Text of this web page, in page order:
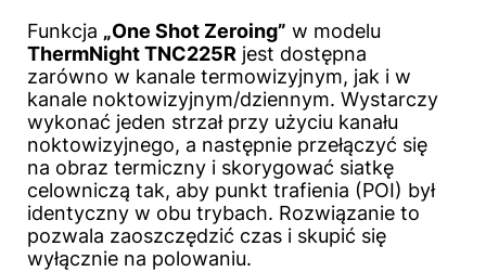
Funkcja „One Shot Zeroing” w modelu
ThermNight TNC225R jest dostępna
zarówno w kanale termowizyjnym, jak i w
kanale noktowizyjnym/dziennym. Wystarczy
wykonać jeden strzał przy użyciu kanału
noktowizyjnego, a następnie przełączyć się
na obraz termiczny i skorygować siatkę
celowniczą tak, aby punkt trafienia (POI) był
identyczny w obu trybach. Rozwiązanie to
pozwala zaoszczędzić czas i skupić się
wyłącznie na polowaniu.